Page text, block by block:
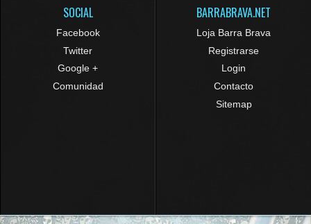
SOCIAL
Facebook
Twitter
Google +
Comunidad
BARRABRAVA.NET
Loja Barra Brava
Registrarse
Login
Contacto
Sitemap